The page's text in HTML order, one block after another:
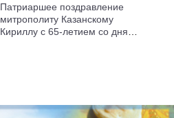
Патриаршее поздравление
митрополиту Казанскому
Кириллу с 65-летием со дня